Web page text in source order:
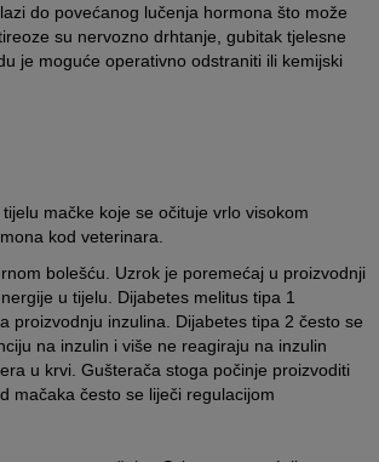
do povećanog lučenja hormona što može
su nervozno drhtanje, gubitak tjelesne
je moguće operativno odstraniti ili kemijski
mačke koje se očituje vrlo visokom
kod veterinara.
bolešću. Uzrok je poremećaj u proizvodnji
u tijelu. Dijabetes melitus tipa 1
proizvodnju inzulina. Dijabetes tipa 2 često se
na inzulin i više ne reagiraju na inzulin
u krvi. Gušterača stoga počinje proizvoditi
mačaka često se liječi regulacijom